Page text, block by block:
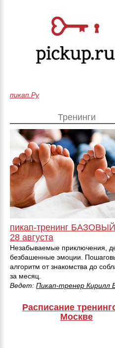
пикап.Ру
Тренинги
пикап-тренинг
28 августа
Незабываемые приключения,
безбашенные эмоции.
алгоритм от знакомства до
за месяц.
Ведет: Пикап-тренер Кирилл
Расписание
Москве